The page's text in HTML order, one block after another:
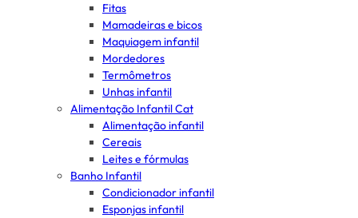
Fitas
Mamadeiras e bicos
Maquiagem infantil
Mordedores
Termômetros
Unhas infantil
Alimentação Infantil Cat
Alimentação infantil
Cereais
Leites e fórmulas
Banho Infantil
Condicionador infantil
Esponjas infantil